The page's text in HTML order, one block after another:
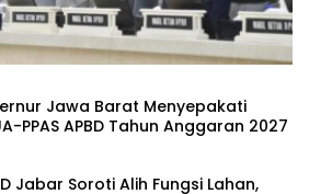
Jawa Barat Menyepakati
PPAS APBD Tahun Anggaran 2027
Jabar Soroti Alih Fungsi Lahan,